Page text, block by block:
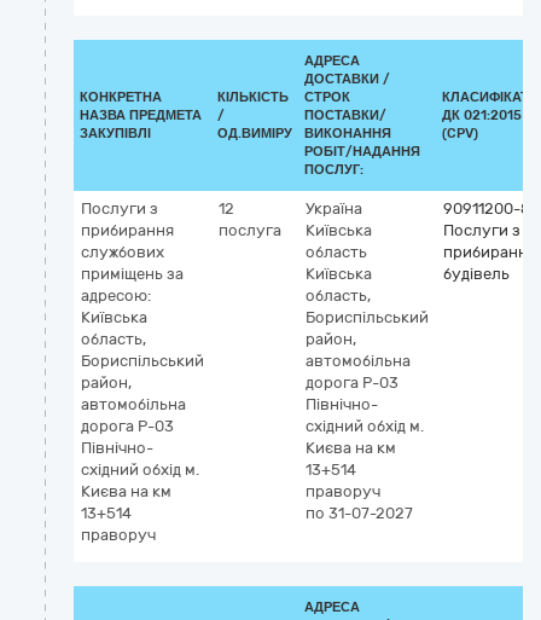
КОНКРЕТНА
НАЗВА ПРЕДМЕТА
ЗАКУПІВЛІ
КІЛЬКІСТЬ
/
ОД.ВИМІРУ
АДРЕСА
ДОСТАВКИ /
СТРОК
ПОСТАВКИ/
ВИКОНАННЯ
РОБІТ/НАДАННЯ
ПОСЛУГ:
ДК 021:2015
(CPV)
Послуги з
прибирання
службових
приміщень за
адресою:
Київська
область,
Бориспільський
район,
автомобільна
дорога Р-03
Північно-
східний обхід м.
Києва на км
13+514
праворуч
12
послуга
Україна
Київська
область
Київська
область,
Бориспільський
район,
автомобільна
дорога Р-03
Північно-
східний обхід м.
Києва на км
13+514
праворуч
по 31-07-2027
90911200-8
Послуги з
прибирання
будівель
АДРЕСА